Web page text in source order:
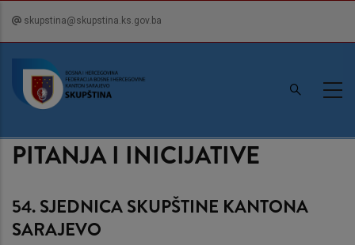
content
skupstina@skupstina.ks.gov.ba
PITANJA I INICIJATIVE
54. SJEDNICA SKUPŠTINE KANTONA
SARAJEVO